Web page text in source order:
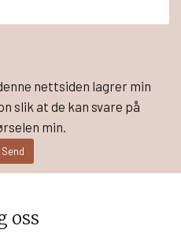
nettsiden lagrer min
slik at de kan svare på
min.
oss